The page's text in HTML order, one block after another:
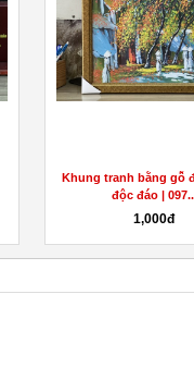
Khung tranh bằng gỗ
độc đáo |
1,000đ